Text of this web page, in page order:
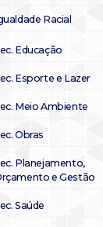
Racial
Educação
Esporte e Lazer
Meio Ambiente
Obras
Planejamento,
e Gestão
Saúde